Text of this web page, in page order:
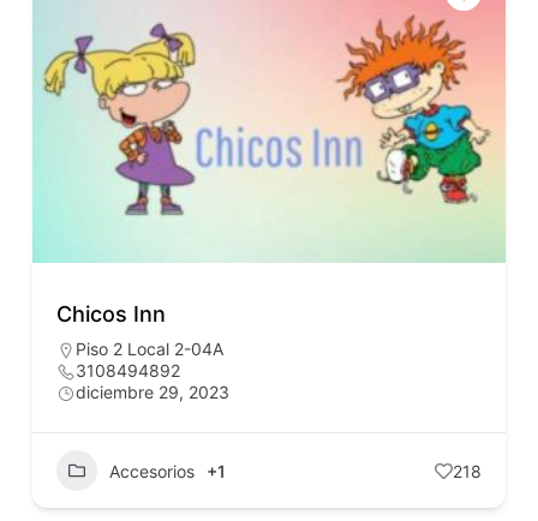
Chicos Inn
Piso 2 Local 2-04A
3108494892
diciembre 29, 2023
Accesorios +1 218